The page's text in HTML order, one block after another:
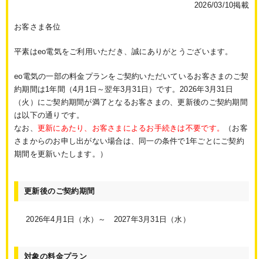
2026/03/10掲載
お客さま各位
平素はeo電気をご利用いただき、誠にありがとうございます。
eo電気の一部の料金プランをご契約いただいているお客さまのご契
約期間は1年間（4月1日～翌年3月31日）です。2026年3月31日
（火）にご契約期間が満了となるお客さまの、更新後のご契約期間
は以下の通りです。
なお、 更新にあたり、お客さまによるお手続きは不要です。
（お客
さまからのお申し出がない場合は、同一の条件で1年ごとにご契約
期間を更新いたします。）
更新後のご契約期間
2026年4月1日（水）～ 2027年3月31日（水）
対象の料金プラン